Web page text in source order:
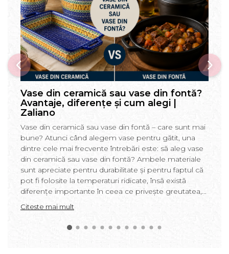
Vase din ceramică sau vase din fontă?
Avantaje, diferențe și cum alegi |
Zaliano
Vase din ceramică sau vase din fontă – care sunt mai
bune? Atunci când alegem vase pentru gătit, una
dintre cele mai frecvente întrebări este: să aleg vase
din ceramică sau vase din fontă? Ambele materiale
sunt apreciate pentru durabilitate și pentru faptul că
pot fi folosite la temperaturi ridicate, însă există
diferențe importante în ceea ce privește greutatea,...
Citeste mai mult